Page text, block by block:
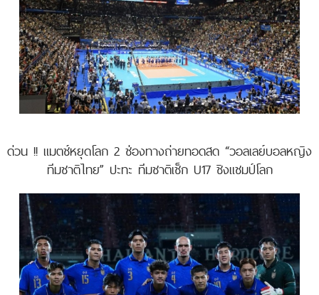
ด่วน !! แมตช์หยุดโลก 2 ช่องทางถ่ายทอดสด “วอลเลย์บอลหญิง
ทีมชาติไทย” ปะทะ ทีมชาติเช็ก U17 ชิงแชมป์โลก